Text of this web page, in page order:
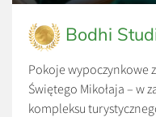
Bodhi
Pokoje wypoczynkowe
Świętego Mikołaja – w
kompleksu